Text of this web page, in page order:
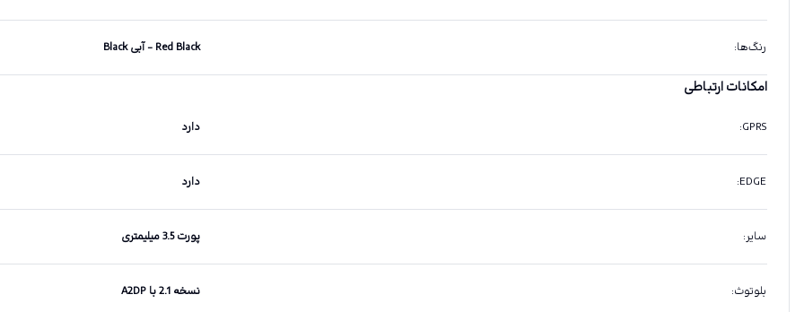
رنگ‌ها: Red Black - آبی Black
امکانات ارتباطی
GPRS
: دارد
EDGE
: دارد
سایر: پورت 3.5 میلیمتری
بلوتوث: نسخه 2.1 با A2DP